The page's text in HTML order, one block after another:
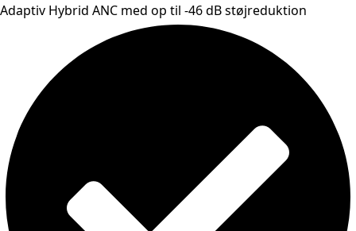
Adaptiv Hybrid ANC med op til -46 dB støjreduktion